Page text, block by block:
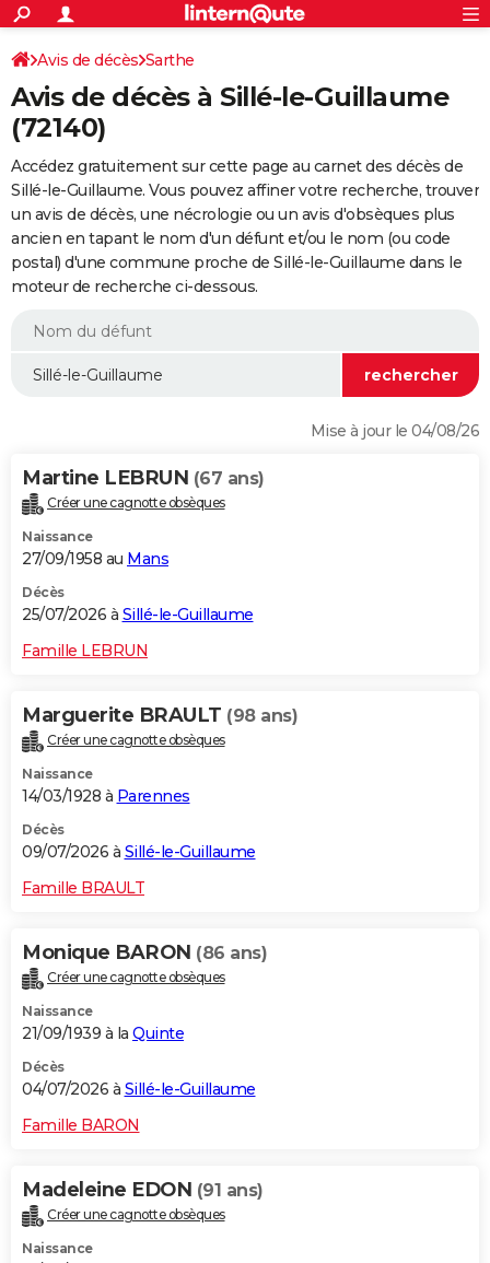
ACTUALITÉS
Politique
Société
Faits Divers
Education
Monde
Villes
+
SPORT
Coupe du monde 2026
Football
Tennis
Cyclisme
Rugby
Forum
FINANCE
Retraite
Impôts
Epargne
Immobilier
Risques naturels par ville
Banque
Assurance
Crédit
Essais
Réserver un essai
Citadines
Berlines
SUV
Forum auto
+
HIGH-TECH
Mobiles
Meilleur smartphone
Internet
Ordinateurs
Jeux vidéo
Guide high-tech
+BRICOLAGE
Forum
Aménagement intérieur
Extérieur
Cuisine
Salle de bains
Jardinage
Rangement
WEEK-END
Guides de France
Escapades
Patrimoine
Expositions
Musées
Week-end nature
LIFESTYLE
Alimentation
Guide de la santé
Maladies
Médicaments
Sommeil
VOYAGE
Destinations
City break
Voyage nature
Voyage de noces
Forum
Climat
+PHOTO
GUIDES D'ACHAT
BONS PLANS
CARTE DE VOEUX
Dictionnaire
Biographies
Citations
Expressions
Proverbes
PROGRAMME TV
COPAINS D'AVANT
S'inscrire
Se connecter
Lycées
Collèges
Primaires
Universités
Entreprises
Service militaire
Avis de recherche
AVIS DE DÉCÈS
Avis de décès Sarthe
Avis de décès à Sillé-le-Guillaume
(72140)
Accédez gratuitement sur cette page au carnet des décès de
Sillé-le-Guillaume. Vous pouvez affiner votre recherche, trouver
un avis de décès, une nécrologie ou un avis d'obsèques plus
ancien en tapant le nom d'un défunt et/ou le nom (ou code
postal) d'une commune proche de Sillé-le-Guillaume dans le
moteur de recherche ci-dessous.
Mise à jour le 04/08/26
Martine LEBRUN (67 ans)
Créer une cagnotte obsèques
Naissance
27/09/1958 au Mans
Décès
25/07/2026 à Sillé-le-Guillaume
Famille LEBRUN
Marguerite BRAULT (98 ans)
Créer une cagnotte obsèques
Naissance
14/03/1928 à Parennes
Décès
09/07/2026 à Sillé-le-Guillaume
Famille BRAULT
Monique BARON (86 ans)
Créer une cagnotte obsèques
Naissance
21/09/1939 à la Quinte
Décès
04/07/2026 à Sillé-le-Guillaume
Famille BARON
Madeleine EDON (91 ans)
Créer une cagnotte obsèques
Naissance